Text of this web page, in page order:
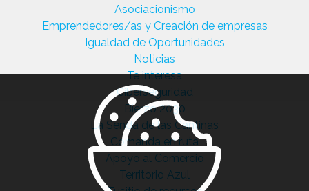
Asociacionismo
Emprendedores/as y Creación de empresas
Igualdad de Oportunidades
Noticias
Te interesa
Ciberseguridad
Bierzo 2030
La Senda de las Cantinas
Comanda en ruta
Apoyo al Comercio
Territorio Azul